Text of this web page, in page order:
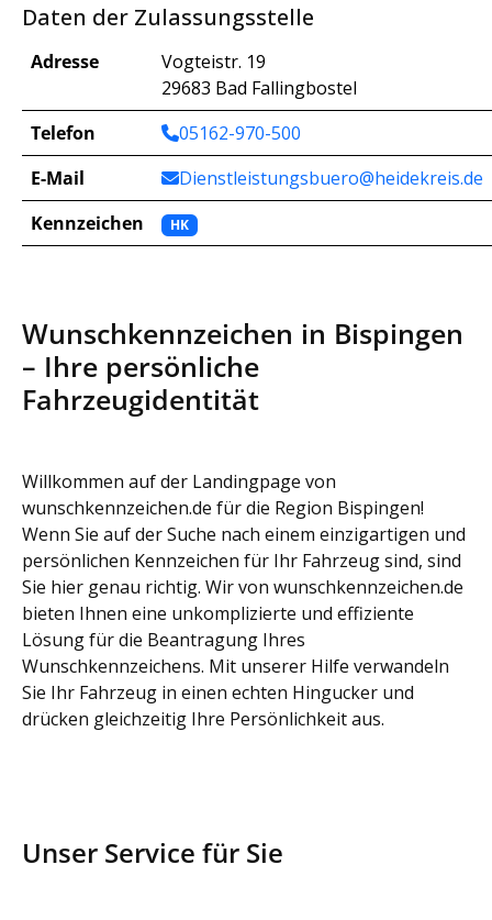
Daten der Zulassungsstelle
Adresse
Vogteistr. 19
29683 Bad Fallingbostel
Telefon
05162-970-500
E-Mail
Dienstleistungsbuero@heidekreis.de
Kennzeichen
HK
Wunschkennzeichen in Bispingen
– Ihre persönliche
Fahrzeugidentität
Willkommen auf der Landingpage von
wunschkennzeichen.de für die Region Bispingen!
Wenn Sie auf der Suche nach einem einzigartigen und
persönlichen Kennzeichen für Ihr Fahrzeug sind, sind
Sie hier genau richtig. Wir von wunschkennzeichen.de
bieten Ihnen eine unkomplizierte und effiziente
Lösung für die Beantragung Ihres
Wunschkennzeichens. Mit unserer Hilfe verwandeln
Sie Ihr Fahrzeug in einen echten Hingucker und
drücken gleichzeitig Ihre Persönlichkeit aus.
Unser Service für Sie